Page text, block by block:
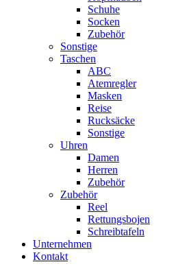
Schuhe
Socken
Zubehör
Sonstige
Taschen
ABC
Atemregler
Masken
Reise
Rucksäcke
Sonstige
Uhren
Damen
Herren
Zubehör
Zubehör
Reel
Rettungsbojen
Schreibtafeln
Unternehmen
Kontakt